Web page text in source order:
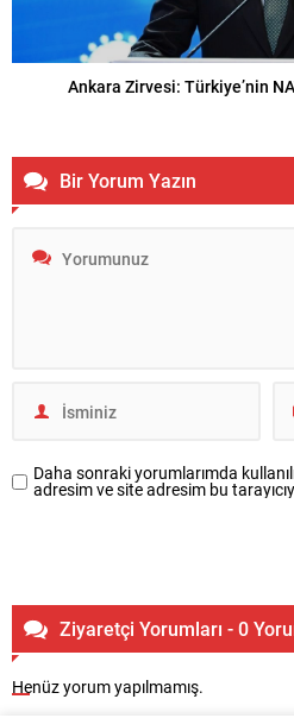
Ankara Zirvesi: Türkiye’nin
Bir Yorum Yazın
Daha sonraki yorumlarımda
adresim ve site adresim bu
Ziyaretçi Yorumları - 0
Henüz yorum yapılmamış.